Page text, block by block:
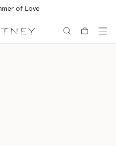
所有订单均享受免费速递服务